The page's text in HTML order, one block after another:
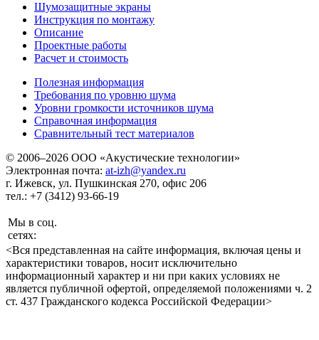
Шумозащитные экраны
Инструкция по монтажу
Описание
Проектные работы
Расчет и стоимость
Полезная информация
Требования по уровню шума
Уровни громкости источников шума
Справочная информация
Сравнительный тест материалов
© 2006–2026 ООО «Акустические технологии»
Электронная почта: at-izh@yandex.ru
г. Ижевск, ул. Пушкинская 270, офис 206
тел.: +7 (3412) 93-66-19
Мы в соц.
сетях:
<Вся представленная на сайте информация, включая цены и
характеристики товаров, носит исключительно
информационный характер и ни при каких условиях не
является публичной офертой, определяемой положениями ч. 2
ст. 437 Гражданского кодекса Российской Федерации>